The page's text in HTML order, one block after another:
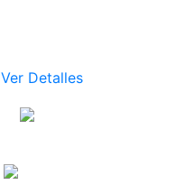
Ver Detalles